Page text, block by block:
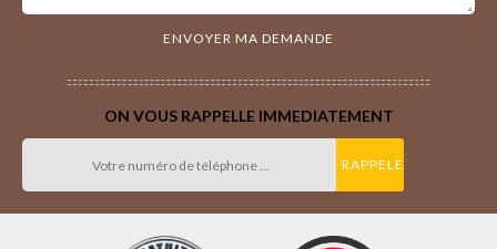
ON VOUS RAPPELLE IMMEDIATEMENT